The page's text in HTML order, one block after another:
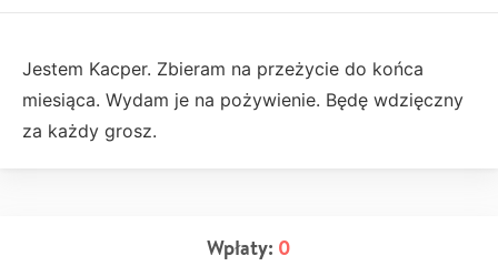
Jestem Kacper. Zbieram na przeżycie do końca
miesiąca. Wydam je na pożywienie. Będę wdzięczny
za każdy grosz.
Wpłaty: 0